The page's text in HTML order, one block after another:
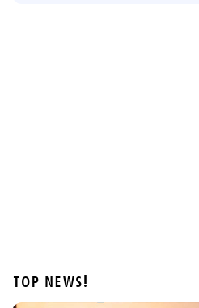
TOP NEWS!